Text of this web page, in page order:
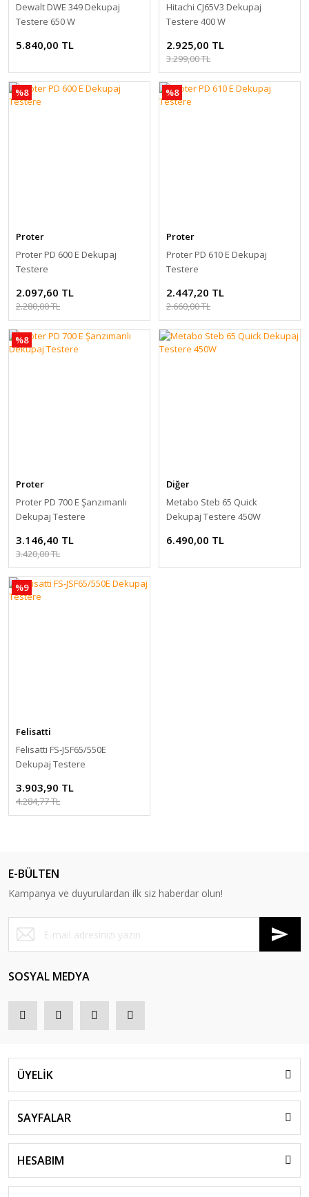
Dewalt DWE 349 Dekupaj
Testere 650 W
5.840,00 TL
Hitachi CJ65V3 Dekupaj
Testere 400 W
2.925,00 TL
3.299,00 TL
%8
Proter
Proter PD 600 E Dekupaj
Testere
2.097,60 TL
2.280,00 TL
%8
Proter
Proter PD 610 E Dekupaj
Testere
2.447,20 TL
2.660,00 TL
%8
Proter
Proter PD 700 E Şanzımanlı
Dekupaj Testere
3.146,40 TL
3.420,00 TL
Diğer
Metabo Steb 65 Quick
Dekupaj Testere 450W
6.490,00 TL
%9
Felisatti
Felisatti FS-JSF65/550E
Dekupaj Testere
3.903,90 TL
4.284,77 TL
E-BÜLTEN
Kampanya ve duyurulardan ilk siz haberdar olun!
SOSYAL MEDYA
ÜYELİK
SAYFALAR
HESABIM